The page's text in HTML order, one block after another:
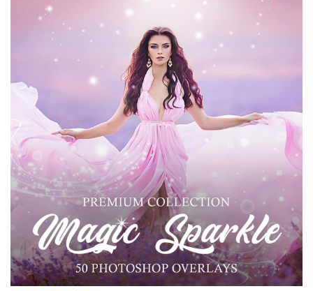
Sunlight Collection
(290 Overlays)
Large 6000*4000px
Entire Collection
(1783 Overlays)
Large 6000*4000px
Descarga gratis